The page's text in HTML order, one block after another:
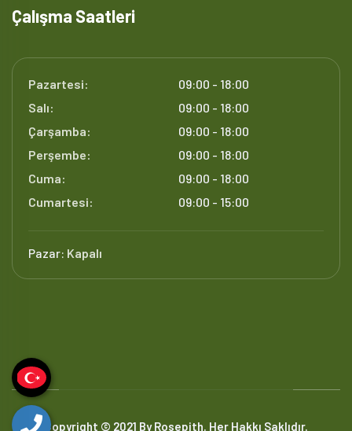
Çalışma Saatleri
Pazartesi:
09:00 - 18:00
Salı:
09:00 - 18:00
Çarşamba:
09:00 - 18:00
Perşembe:
09:00 - 18:00
Cuma:
09:00 - 18:00
Cumartesi:
09:00 - 15:00
Pazar: Kapalı
Copyright © 2021 By Rosepith. Her Hakkı Saklıdır.